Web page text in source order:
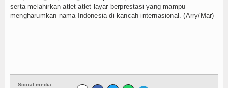
serta melahirkan atlet-atlet layar berprestasi yang mampu
mengharumkan nama Indonesia di kancah internasional. (Arry/Mar)
Social media